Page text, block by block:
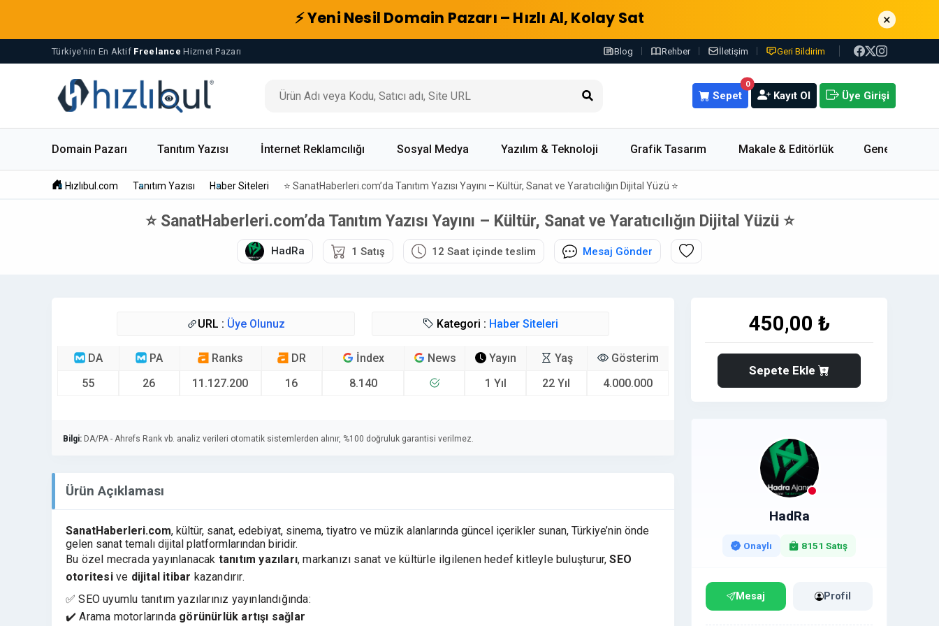
⚡ Yeni Nesil Domain Pazarı – Hızlı Al, Kolay Sat ×
Türkiye'nin En Aktif Freelance Hizmet Pazarı Blog Rehber İletişim Geri Bildirim
0
Sepet Kayıt Ol Üye Girişi
Domain Pazarı Tanıtım Yazısı İnternet Reklamcılığı Sosyal Medya Yazılım & Teknoloji Grafik Tasarım Makale & Editörlük Genel
Hızlıbul.com Tanıtım Yazısı Haber Siteleri ⭐ SanatHaberleri.com’da Tanıtım Yazısı Yayını – Kültür, Sanat ve Yaratıcılığın Dijital Yüzü ⭐
⭐ SanatHaberleri.com’da Tanıtım Yazısı Yayını – Kültür, Sanat ve Yaratıcılığın Dijital Yüzü ⭐
HadRa 1 Satış 12 Saat içinde teslim Mesaj Gönder
URL : Üye Olunuz Kategori : Haber Siteleri
DA
55
PA
26
Ranks
11.127.200
DR
16
İndex
8.140
News
Yayın
1 Yıl
Yaş
22 Yıl
Gösterim
4.000.000
Bilgi: DA/PA - Ahrefs Rank vb. analiz verileri otomatik sistemlerden alınır, %100 doğruluk garantisi verilmez.
Ürün Açıklaması
SanatHaberleri.com, kültür, sanat, edebiyat, sinema, tiyatro ve müzik alanlarında güncel içerikler sunan, Türkiye’nin önde
gelen sanat temalı dijital platformlarından biridir.
Bu özel mecrada yayınlanacak tanıtım yazıları, markanızı sanat ve kültürle ilgilenen hedef kitleyle buluşturur,SEO
otoritesive dijital itibar kazandırır.
✅ SEO uyumlu tanıtım yazılarınız yayınlandığında:
✔️ Arama motorlarında görünürlük artışı sağlar
450,00 ₺
Sepete Ekle
HadRa
Onaylı 8151 Satış
Mesaj Profil